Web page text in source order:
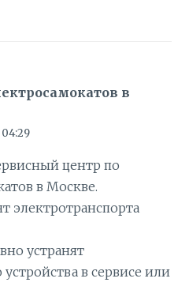
в
центр по
в Москве.
электротранспорта
устранят
в сервисе или